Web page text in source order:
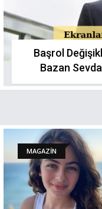
Başrol
Bazan
MAGAZİN